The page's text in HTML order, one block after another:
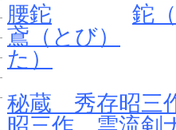
腰鉈
鉈
鳶（とび）
た）
秘蔵 秀存昭三